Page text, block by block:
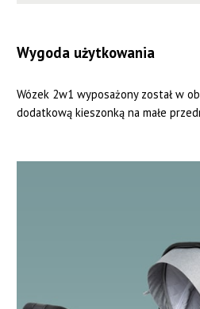
Wygoda użytkowania
Wózek 2w1 wyposażony został w
dodatkową kieszonką na małe